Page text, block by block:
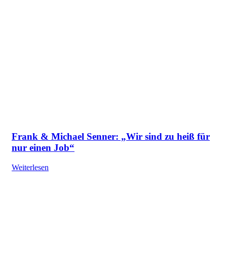
Frank & Michael Senner: „Wir sind zu heiß für
nur einen Job“
Weiterlesen